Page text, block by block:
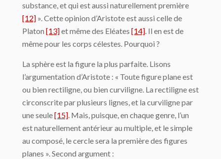
substance, et qui est aussi naturellement première
[12] ». Cette opinion d’Aristote est aussi celle de
Platon [13]et même des Eléates [14]. Il en est de
même pour les corps célestes. Pourquoi ?
La sphère est la figure la plus parfaite. Lisons
l’argumentation d’Aristote : « Toute figure plane est
ou bien rectiligne, ou bien curviligne. La rectiligne est
circonscrite par plusieurs lignes, et la curviligne par
une seule[15]. Mais, puisque, en chaque genre, l’un
est natu­rellement antérieur au multiple, et le simple
au composé, le cercle sera la première des figures
planes ». Second argument :